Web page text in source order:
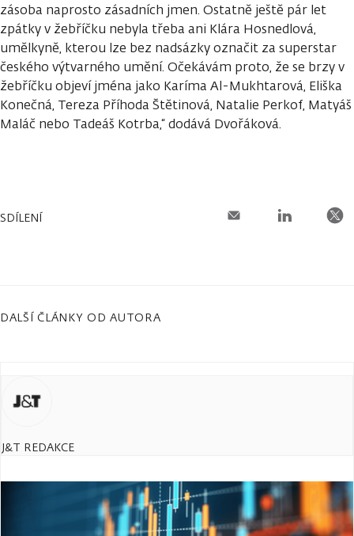
zásoba naprosto zásadních jmen. Ostatně ještě pár let
zpátky v žebříčku nebyla třeba ani Klára Hosnedlová,
umělkyně, kterou lze bez nadsázky označit za superstar
českého výtvarného umění. Očekávám proto, že se brzy v
žebříčku objeví jména jako Karíma Al-Mukhtarová, Eliška
Konečná, Tereza Příhoda Štětinová, Natalie Perkof, Matyáš
Maláč nebo Tadeáš Kotrba,“ dodává Dvořáková.
SDÍLENÍ
DALŠÍ ČLÁNKY OD AUTORA
J&T REDAKCE